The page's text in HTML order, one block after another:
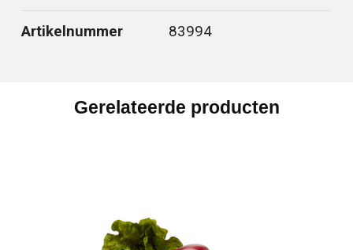
Artikelnummer 83994
Gerelateerde producten